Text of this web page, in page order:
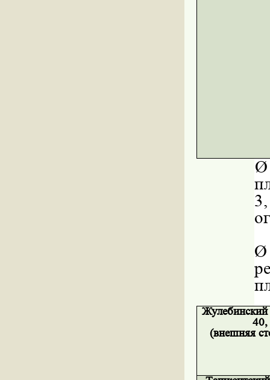
Ø
Ø
40,
(внешняя